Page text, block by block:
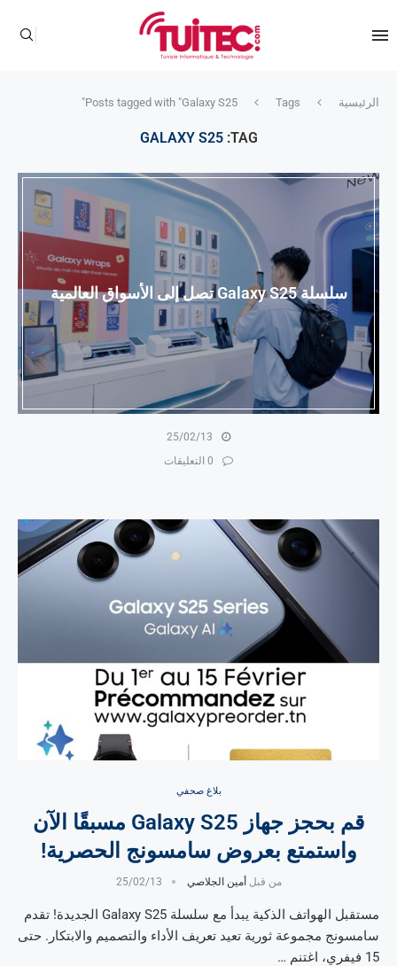
الرئيسية Tags
Posts tagged with "Galaxy S25"
TAG:
GALAXY S25
سلسلة Galaxy S25 تصل إلى الأسواق العالمية
25/02/13
0 التعليقات
بلاغ صحفي
قم بحجز جهاز Galaxy S25 مسبقًا الآن
واستمتع بعروض سامسونج الحصرية!
من قبل أمين الجلاصي 25/02/13
مستقبل الهواتف الذكية يبدأ مع سلسلة Galaxy S25 الجديدة! تقدم
سامسونج مجموعة ثورية تعيد تعريف الأداء والتصميم والابتكار. حتى
15 فيفري، اغتنم …